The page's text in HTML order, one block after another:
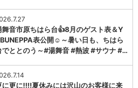
舞音市原ちはら台👍8月のゲスト表＆Y
表公開☺～暑い日も、ちはら
でととのう～#湯舞音 #熱波 #サウナ #…
に更に‼️‼️夏休みには沢山のお客様に来